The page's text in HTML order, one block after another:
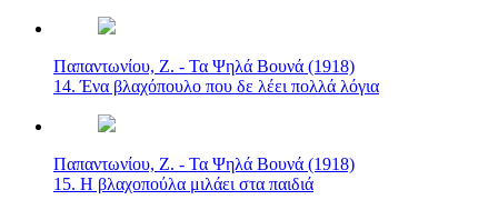
Παπαντωνίου, Ζ. - Τα Ψηλά Βουνά (1918)
14. Ένα βλαχόπουλο που δε λέει πολλά λόγια
Παπαντωνίου, Ζ. - Τα Ψηλά Βουνά (1918)
15. Η βλαχοπούλα μιλάει στα παιδιά